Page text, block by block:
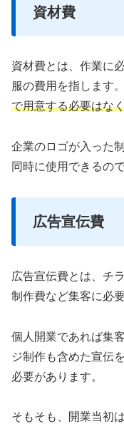
資材費
資材費とは、作業に
服の費用を指します
で用意する必要はな
企業のロゴが入った
同時に使用できるの
広告宣伝費
広告宣伝費とは、チ
制作費など集客に必
個人開業であれば集
ジ制作も含めた宣伝
必要があります。
そもそも、開業当初